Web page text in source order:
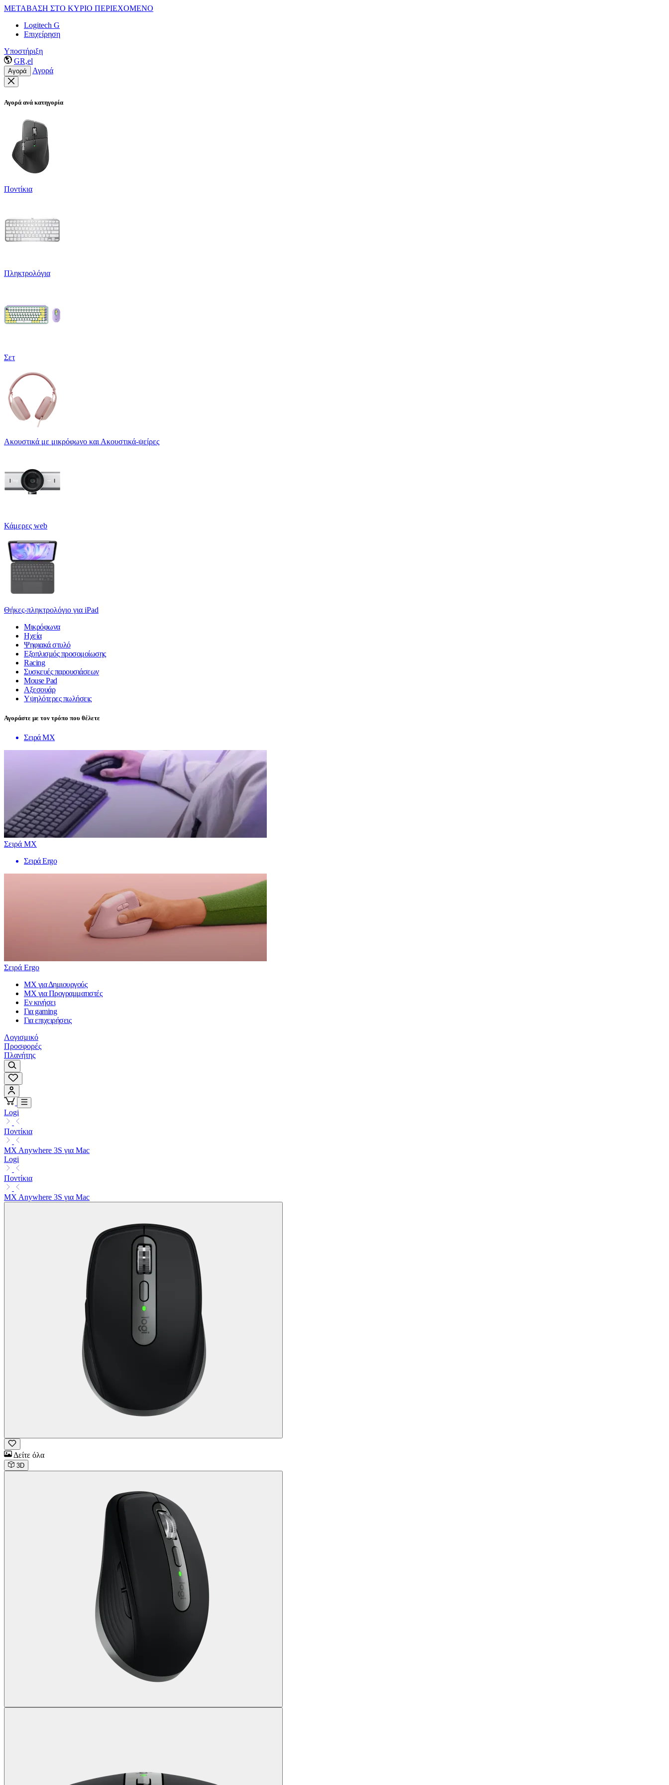
ΜΕΤΑΒΑΣΗ ΣΤΟ ΚΥΡΙΟ ΠΕΡΙΕΧΟΜΕΝΟ
Logitech G
Επιχείρηση
Υποστήριξη
GR,el
Αγορά Αγορά
Αγορά ανά κατηγορία
Ποντίκια
Πληκτρολόγια
Σετ
Ακουστικά με μικρόφωνο και Ακουστικά-ψείρες
Κάμερες web
Θήκες-πληκτρολόγιο για iPad
Μικρόφωνα
Ηχεία
Ψηφιακά στυλό
Εξοπλισμός προσομοίωσης
Racing
Συσκευές παρουσιάσεων
Mouse Pad
Αξεσουάρ
Υψηλότερες πωλήσεις
Αγοράστε με τον τρόπο που θέλετε
Σειρά MX
Σειρά MX
Σειρά Ergo
Σειρά Ergo
MX για Δημιουργούς
MX για Προγραμματιστές
Εν κινήσει
Για gaming
Για επιχειρήσεις
Λογισμικό
Προσφορές
Πλανήτης
Logi
Ποντίκια
MX Anywhere 3S για Mac
Logi
Ποντίκια
MX Anywhere 3S για Mac
Δείτε όλα
3D